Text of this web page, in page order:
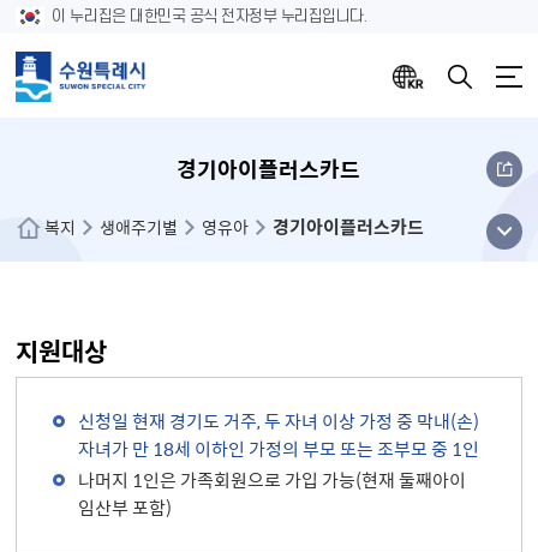
이 누리집은 대한민국 공식 전자정부 누리집입니다.
경기아이플러스카드
복지 생애주기별 영유아 경기아이플러스카드
메뉴
열기
지원대상
신청일 현재 경기도 거주, 두 자녀 이상 가정 중 막내(손)
자녀가 만 18세 이하인 가정의 부모 또는 조부모 중 1인
나머지 1인은 가족회원으로 가입 가능(현재 둘째아이
임산부 포함)